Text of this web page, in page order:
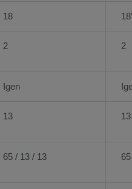
18
2
Igen
13
65 / 13 / 13
2
13